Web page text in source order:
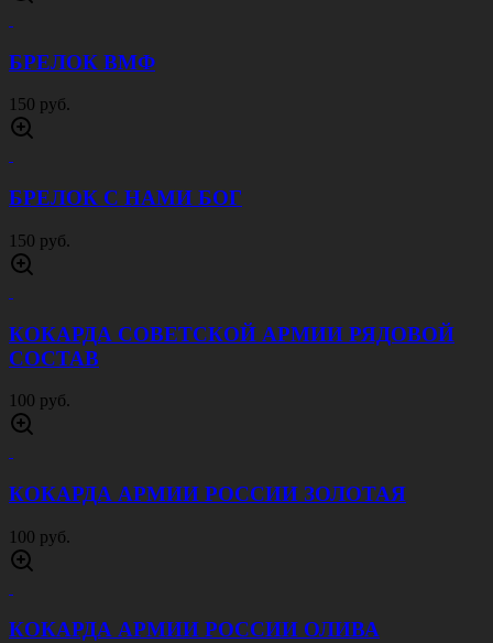
БРЕЛОК ВМФ
150 руб.
БРЕЛОК С НАМИ БОГ
150 руб.
КОКАРДА СОВЕТСКОЙ АРМИИ РЯДОВОЙ
СОСТАВ
100 руб.
КОКАРДА АРМИИ РОССИИ ЗОЛОТАЯ
100 руб.
КОКАРДА АРМИИ РОССИИ ОЛИВА